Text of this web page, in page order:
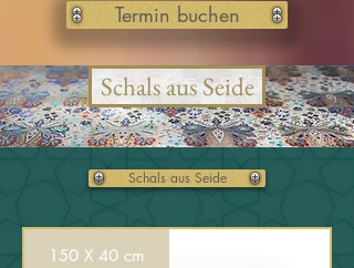
Termin buchen
Schals aus Seide
Schals aus Seide
150 X 40 cm